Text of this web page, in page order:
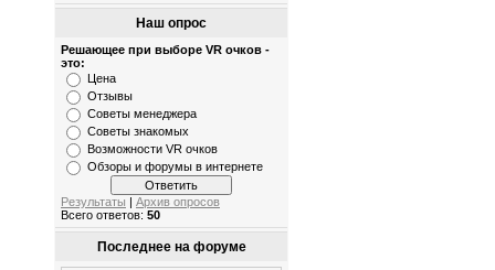
Наш опрос
Решающее при выборе VR очков -
это:
Цена
Отзывы
Советы менеджера
Советы знакомых
Возможности VR очков
Обзоры и форумы в интернете
Результаты
Архив опросов
Всего ответов: 50
Последнее на форуме